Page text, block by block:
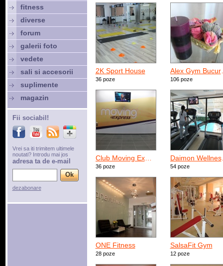
2K Sport House
36 poze 106 poze
Club Moving Express Militari
36 poze 54 poze
ONE Fitness
28 poze
SalsaFit Gym
12 poze
fitness
diverse
forum
galerii foto
vedete
sali si accesorii
suplimente
magazin
Fii sociabil!
Vrei sa iti trimitem ultimele
noutati? Introdu mai jos
adresa ta de e-mail
dezabonare